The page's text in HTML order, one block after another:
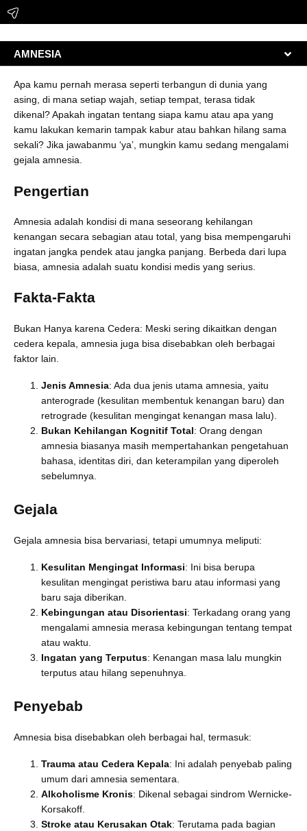
AMNESIA
Apa kamu pernah merasa seperti terbangun di dunia yang
asing, di mana setiap wajah, setiap tempat, terasa tidak
dikenal? Apakah ingatan tentang siapa kamu atau apa yang
kamu lakukan kemarin tampak kabur atau bahkan hilang sama
sekali? Jika jawabanmu ‘ya’, mungkin kamu sedang mengalami
gejala amnesia.
Pengertian
Amnesia adalah kondisi di mana seseorang kehilangan
kenangan secara sebagian atau total, yang bisa mempengaruhi
ingatan jangka pendek atau jangka panjang. Berbeda dari lupa
biasa, amnesia adalah suatu kondisi medis yang serius.
Fakta-Fakta
Bukan Hanya karena Cedera: Meski sering dikaitkan dengan
cedera kepala, amnesia juga bisa disebabkan oleh berbagai
faktor lain.
Jenis Amnesia: Ada dua jenis utama amnesia, yaitu
anterograde (kesulitan membentuk kenangan baru) dan
retrograde (kesulitan mengingat kenangan masa lalu).
Bukan Kehilangan Kognitif Total: Orang dengan
amnesia biasanya masih mempertahankan pengetahuan
bahasa, identitas diri, dan keterampilan yang diperoleh
sebelumnya.
Gejala
Gejala amnesia bisa bervariasi, tetapi umumnya meliputi:
Kesulitan Mengingat Informasi: Ini bisa berupa
kesulitan mengingat peristiwa baru atau informasi yang
baru saja diberikan.
Kebingungan atau Disorientasi: Terkadang orang yang
mengalami amnesia merasa kebingungan tentang tempat
atau waktu.
Ingatan yang Terputus: Kenangan masa lalu mungkin
terputus atau hilang sepenuhnya.
Penyebab
Amnesia bisa disebabkan oleh berbagai hal, termasuk:
Trauma atau Cedera Kepala: Ini adalah penyebab paling
umum dari amnesia sementara.
Alkoholisme Kronis: Dikenal sebagai sindrom Wernicke-
Korsakoff.
Stroke atau Kerusakan Otak: Terutama pada bagian